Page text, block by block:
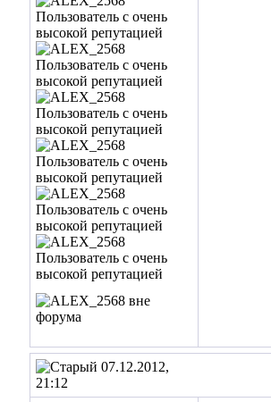
07.12.2012,
21:12